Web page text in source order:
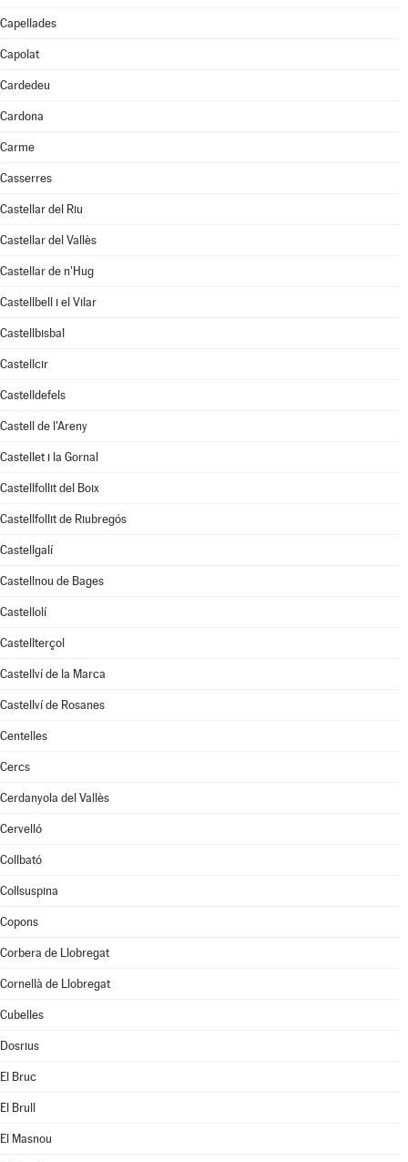
Capellades
Capolat
Cardedeu
Cardona
Carme
Casserres
Castellar del Riu
Castellar del Vallès
Castellar de n'Hug
Castellbell i el Vilar
Castellbisbal
Castellcir
Castelldefels
Castell de l'Areny
Castellet i la Gornal
Castellfollit del Boix
Castellfollit de Riubregós
Castellgalí
Castellnou de Bages
Castellolí
Castellterçol
Castellví de la Marca
Castellví de Rosanes
Centelles
Cercs
Cerdanyola del Vallès
Cervelló
Collbató
Collsuspina
Copons
Corbera de Llobregat
Cornellà de Llobregat
Cubelles
Dosrius
El Bruc
El Brull
El Masnou